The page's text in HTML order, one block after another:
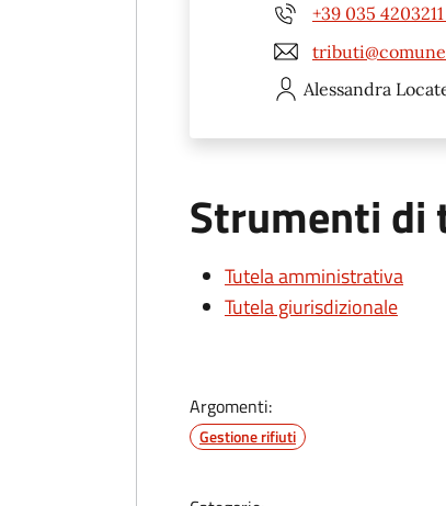
+39 035
Alessandra
Strumenti di
Tutela amministrativa
Tutela giurisdizionale
Argomenti:
Gestione rifiuti